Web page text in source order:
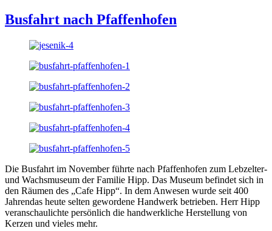
Busfahrt nach Pfaffenhofen
Die Busfahrt im November führte nach Pfaffenhofen zum Lebzelter-
und Wachsmuseum der Familie Hipp. Das Museum befindet sich in
den Räumen des „Cafe Hipp“. In dem Anwesen wurde seit 400
Jahrendas heute selten gewordene Handwerk betrieben. Herr Hipp
veranschaulichte persönlich die handwerkliche Herstellung von
Kerzen und vieles mehr.